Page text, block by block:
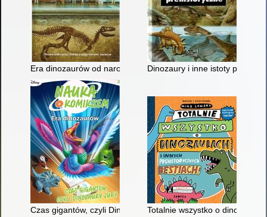
Era dinozaurów od narodzin do upadkuDinozaury i inne istoty
Czas gigantów, czyli Dinozaury juryTotalnie wszystko o